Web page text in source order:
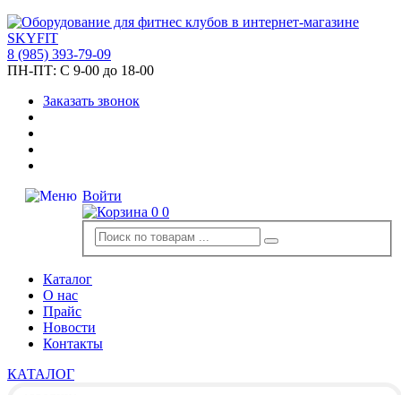
8 (985) 393-79-09
ПН-ПТ: С 9-00 до 18-00
Заказать звонок
Войти
0 0
Каталог
О нас
Прайс
Новости
Контакты
КАТАЛОГ